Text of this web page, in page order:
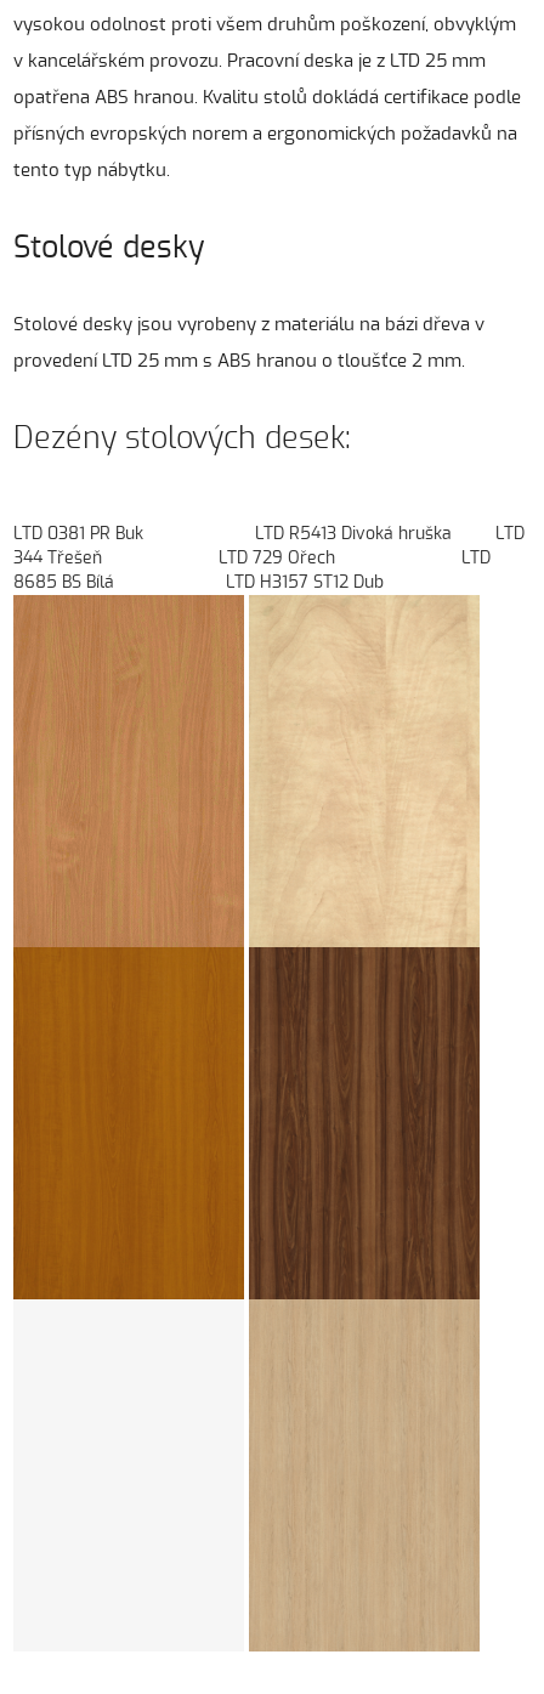
vysokou odolnost proti všem druhům poškození, obvyklým
v kancelářském provozu. Pracovní deska je z LTD 25 mm
opatřena ABS hranou. Kvalitu stolů dokládá certifikace podle
přísných evropských norem a ergonomických požadavků na
tento typ nábytku.
Stolové desky
Stolové desky jsou vyrobeny z materiálu na bázi dřeva v
provedení LTD 25 mm s ABS hranou o tloušťce 2 mm.
Dezény stolových desek:
LTD 0381 PR Buk LTD R5413 Divoká hruška LTD
344 Třešeň LTD 729 Ořech LTD
8685 BS Bílá LTD H3157 ST12 Dub